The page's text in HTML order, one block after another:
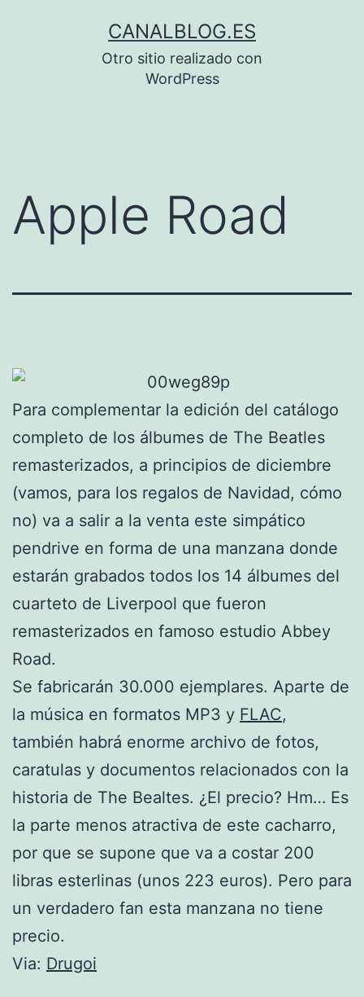
CANALBLOG.ES
Otro sitio realizado con
WordPress
Apple Road
Para complementar la edición del catálogo
completo de los álbumes de The Beatles
remasterizados, a principios de diciembre
(vamos, para los regalos de Navidad, cómo
no) va a salir a la venta este simpático
pendrive en forma de una manzana donde
estarán grabados todos los 14 álbumes del
cuarteto de Liverpool que fueron
remasterizados en famoso estudio Abbey
Road.
Se fabricarán 30.000 ejemplares. Aparte de
la música en formatos MP3 y FLAC,
también habrá enorme archivo de fotos,
caratulas y documentos relacionados con la
historia de The Bealtes. ¿El precio? Hm… Es
la parte menos atractiva de este cacharro,
por que se supone que va a costar 200
libras esterlinas (unos 223 euros). Pero para
un verdadero fan esta manzana no tiene
precio.
Via: Drugoi